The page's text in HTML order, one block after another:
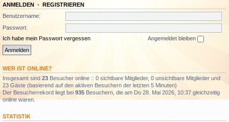
ANMELDEN • REGISTRIEREN
Benutzername:
Passwort:
Ich habe mein Passwort vergessen
Angemeldet bleiben
WER IST ONLINE?
Insgesamt sind 23 Besucher online :: 0 sichtbare Mitglieder, 0 unsichtbare Mitglieder und
23 Gäste (basierend auf den aktiven Besuchern der letzten 5 Minuten)
Der Besucherrekord liegt bei 935 Besuchern, die am Do 28. Mai 2026, 10:37 gleichzeitig
online waren.
STATISTIK